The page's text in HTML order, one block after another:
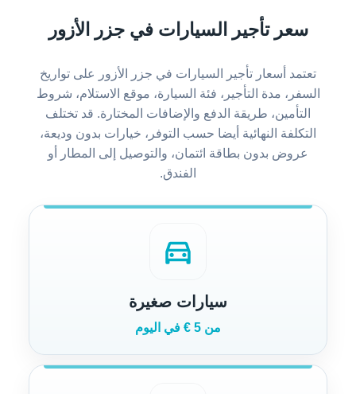
سعر تأجير السيارات في جزر الأزور
تعتمد أسعار تأجير السيارات في جزر الأزور على تواريخ
السفر، مدة التأجير، فئة السيارة، موقع الاستلام، شروط
التأمين، طريقة الدفع والإضافات المختارة. قد تختلف
التكلفة النهائية أيضا حسب التوفر، خيارات بدون وديعة،
عروض بدون بطاقة ائتمان، والتوصيل إلى المطار أو
الفندق.
directions_car
سيارات صغيرة
من 5 € في اليوم